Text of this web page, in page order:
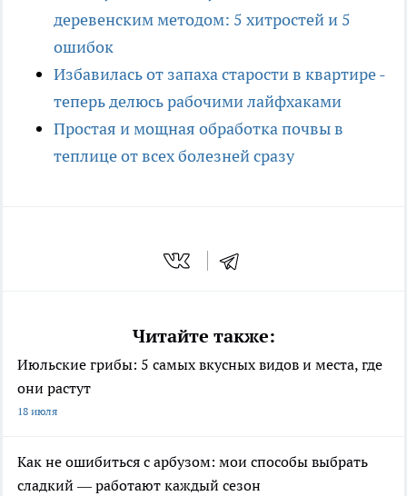
деревенским методом: 5 хитростей и 5
ошибок
Избавилась от запаха старости в квартире -
теперь делюсь рабочими лайфхаками
Простая и мощная обработка почвы в
теплице от всех болезней сразу
Читайте также:
Июльские грибы: 5 самых вкусных видов и места, где
они растут
18 июля
Как не ошибиться с арбузом: мои способы выбрать
сладкий — работают каждый сезон